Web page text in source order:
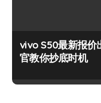
vivo S50最新报价
官教你抄底时机